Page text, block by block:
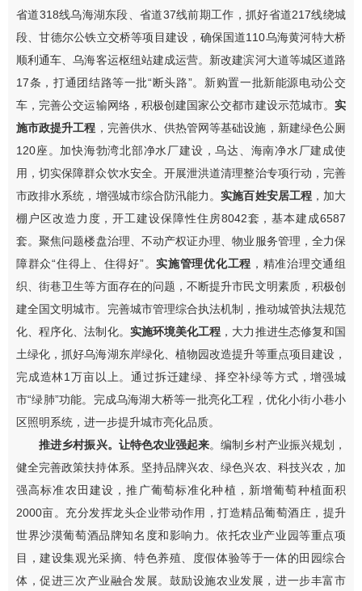
省道318线乌海湖东段、省道37线前期工作，抓好省道217线绕城
段、甘德尔公铁立交桥等项目建设， 确保国道110乌海黄河特大桥
顺利通车、乌海客运枢纽站建成运营。新改建滨河大道等城区道路
17条，打通团结路等一批“断头路”。 新购置一批新能源电动公交
车 ，完善公交运输网络，积极创建国家公交都市建设示范城市。实
施市政提升工程 ，完善供水、供热管网等基础设施，新建绿色公厕
120座。加快海勃湾北部净水厂建设，乌达、海南净水厂建成使
用，切实保障群众饮水安全。开展泄洪道清理整治专项行动，完善
市政排水系统， 增强城市综合防汛能力。实施百姓安居工程，加大
棚户区改造力度，开工建设保障性住房8042套，基本建成6587
套。聚焦问题楼盘治理、 不动产权证办理、物业服务管理 ，全力保
障群众“住得上、住得好”。实施管理优化工程 ，精准治理交通组
织、街巷卫生等方面存在的问题，不断提升市民文明素质，积极创
建全国文明城市。 完善城市管理综合执法机制， 推动城管执法规范
化、程序化、法制化。 实施环境美化工程 ，大力推进生态修复和国
土绿化，抓好乌海湖东岸绿化、植物园改造提升等重点项目建设，
完成造林1万亩以上。通过拆迁建绿、择空补绿等方式，增强城
市“绿肺”功能。完成乌海湖大桥等一批亮化工程，优化小街小巷小
区照明系统， 进一步提升城市亮化品质。
推进乡村振兴。让特色农业强起来。编制乡村产业振兴规划，
健全完善政策扶持体系。坚持品牌兴农、绿色兴农、科技兴农，加
强高标准农田建设，推广葡萄标准化种植，新增葡萄种植面积
2000亩。 充分发挥龙头企业带动作用，打造精品葡萄酒庄，提升
世界沙漠葡萄酒品牌知名度和影响力。依托农业产业园等重点项
目，建设集观光采摘、特色养殖、度假体验等于一体的田园综合
体，促进三次产业融合发展。 鼓励设施农业发展，进一步丰富市